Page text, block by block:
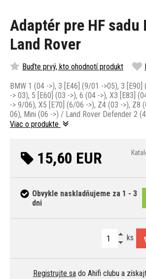
Adaptér pre HF sadu
Land Rover
Buďte prvý, kto ohodnotí produkt
BMW 1 (04 ->), 3 [E46] (9/01 ->05), 3 [E90]
-> 03), 5 [E60] (03 ->), 6 (04 ->), X3 [E83]
-> 9/06), X5 [E70] (6/06 ->), Z4 (03 ->), Z8
06), Mini (06 ->) / Land Rover Defender 2
Viac o produkte
15,60 EUR
Obvykle naskladňujeme za 1 - 3
dni
ks
Registrujte sado Ahifi clubu a